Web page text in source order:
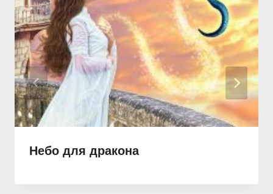
Небо для дракона